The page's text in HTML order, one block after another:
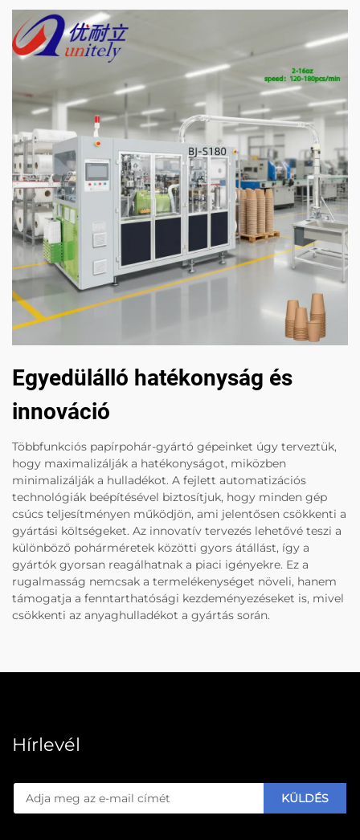
Egyedülálló hatékonyság és
innováció
Többfunkciós papírpohár-gyártó gépeinket úgy terveztük,
hogy maximalizálják a hatékonyságot, miközben
minimalizálják a hulladékot. A fejlett automatizációs
technológiák beépítésével biztosítjuk, hogy minden gép
csúcs teljesítményen működjön, ami jelentősen csökkenti a
gyártási költségeket. Az innovatív tervezés lehetővé teszi a
különböző pohárméretek közötti gyors átállást, így a
gyártók gyorsan reagálhatnak a piaci igényekre. Ez a
rugalmasság nemcsak a termelékenységet növeli, hanem
támogatja a fenntarthatósági kezdeményezéseket is, mivel
csökkenti az anyaghulladékot a gyártás során.
Hírlevél
KÜLDÉS